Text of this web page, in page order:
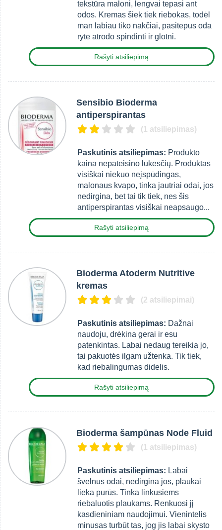
tekstūra maloni, lengvai tepasi ant
odos. Kremas šiek tiek riebokas, todėl
man labiau tiko nakčiai, pasitepus oda
ryte atrodo spindinti ir glotni.
Rašyti atsiliepimą
Sensibio Bioderma
antiperspirantas
(1 atsiliepimas)
Paskutinis atsiliepimas: Produkto
kaina nepateisino lūkesčių. Produktas
visiškai niekuo neįspūdingas,
malonaus kvapo, tinka jautriai odai, jos
nedirgina, bet tai tik tiek, nes šis
antiperspirantas visiškai neapsaugo...
Rašyti atsiliepimą
Bioderma Atoderm Nutritive
kremas
(2 atsiliepimai)
Paskutinis atsiliepimas: Dažnai
naudoju, drėkina gerai ir esu
patenkintas. Labai nedaug tereikia jo,
tai pakuotės ilgam užtenka. Tik tiek,
kad riebalingumas didelis.
Rašyti atsiliepimą
Bioderma šampūnas Node Fluid
(1 atsiliepimas)
Paskutinis atsiliepimas: Labai
švelnus odai, nedirgina jos, plaukai
lieka purūs. Tinka linkusiems
riebaluotis plaukams. Renkuosi jį
kasdieniniam naudojimui. Vienintelis
minusas turbūt tas, jog jis labai skysto